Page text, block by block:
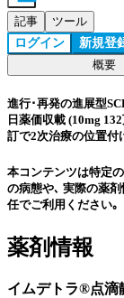
記事 ツール
ログイン 新規登
概要
進行･再発の進展型
日薬価収載 (10mg
訂で2次治療の位置付
本コンテンツは特定
の病態や､ 実際の薬
任でご利用ください｡
薬剤情報
イムデトラ®点滴